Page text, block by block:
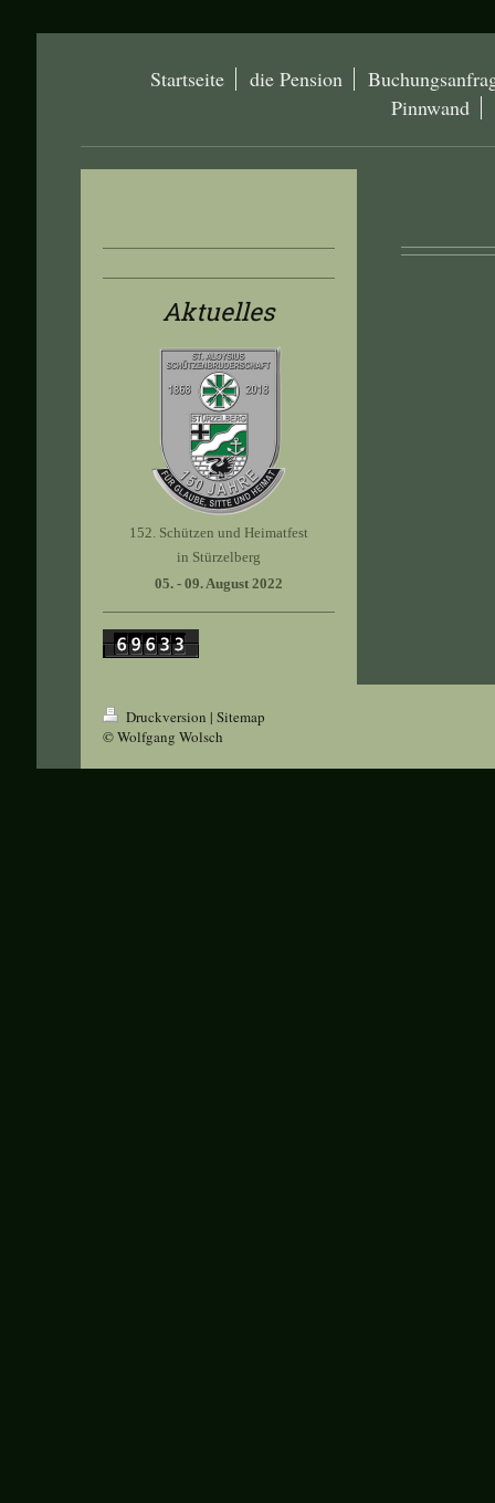
Startseite die Pension
Pinnwand
Aktuelles
152. Schützen und Heimatfest
in Stürzelberg
05. - 09. August 2022
Druckversion | Sitemap
© Wolfgang Wolsch